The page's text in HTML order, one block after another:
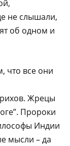
не слышали,
об одном и
что все они
Жрецы
Пророки
Индии
мысли – да